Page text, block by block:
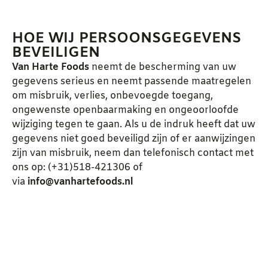
HOE WIJ PERSOONSGEGEVENS
BEVEILIGEN
Van Harte Foods neemt de bescherming van uw
gegevens serieus en neemt passende maatregelen
om misbruik, verlies, onbevoegde toegang,
ongewenste openbaarmaking en ongeoorloofde
wijziging tegen te gaan. Als u de indruk heeft dat uw
gegevens niet goed beveiligd zijn of er aanwijzingen
zijn van misbruik, neem dan telefonisch contact met
ons op: (+31)518-421306 of
via info@vanhartefoods.nl